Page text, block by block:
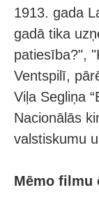
1913. gada
gadā tika
patiesība?",
Ventspilī,
Viļa Segliņa
Nacionālās
valstiskumu
Mēmo filmu